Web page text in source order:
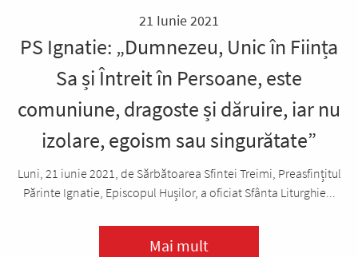
21 Iunie 2021
PS Ignatie: „Dumnezeu, Unic în Ființa
Sa și Întreit în Persoane, este
comuniune, dragoste și dăruire, iar nu
izolare, egoism sau singurătate”
Luni, 21 iunie 2021, de Sărbătoarea Sfintei Treimi, Preasfințitul
Părinte Ignatie, Episcopul Hușilor, a oficiat Sfânta Liturghie...
Mai mult